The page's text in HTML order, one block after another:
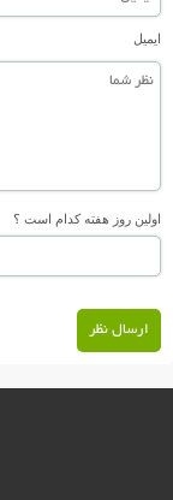
ایمیل
اولین روز هفته کدام است ؟
ارسال نظر